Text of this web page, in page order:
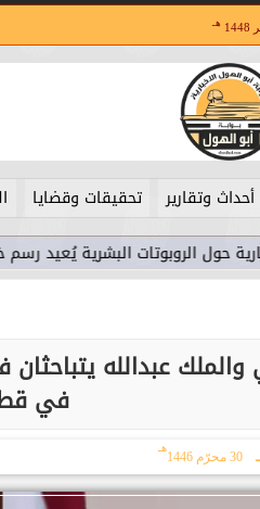
هـ
أحداث وتقارير تحقيقات وقضايا
البشرية يُعيد رسم خرائط
عبدالله
في
30 محرّم 1446
هـ